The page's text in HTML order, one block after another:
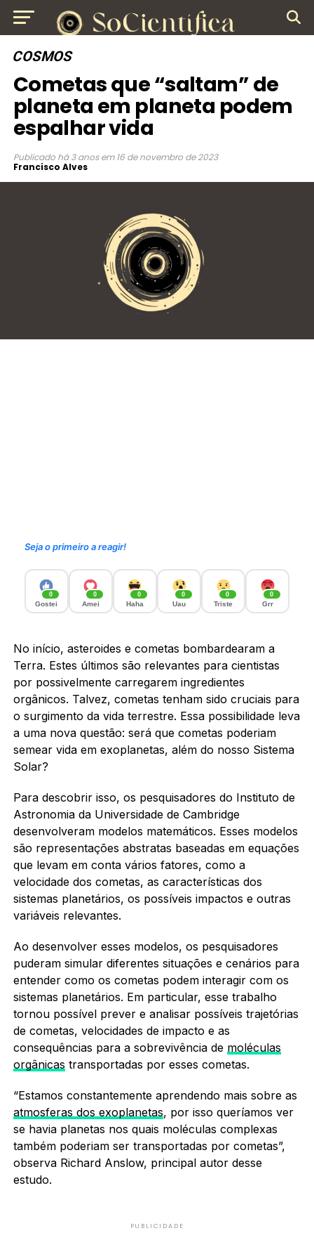
COSMOS
Cometas que “saltam” de
planeta em planeta podem
espalhar vida
Publicado há 3 anos em 16 de novembro de 2023
Francisco Alves
Seja o primeiro a reagir!
0
Gostei
0
Amei
0
Haha
0
Uau
0
Triste
0
Grr
No início, asteroides e cometas bombardearam a
Terra. Estes últimos são relevantes para cientistas
por possivelmente carregarem ingredientes
orgânicos. Talvez, cometas tenham sido cruciais para
o surgimento da vida terrestre. Essa possibilidade leva
a uma nova questão: será que cometas poderiam
semear vida em exoplanetas, além do nosso Sistema
Solar?
Para descobrir isso, os pesquisadores do Instituto de
Astronomia da Universidade de Cambridge
desenvolveram modelos matemáticos. Esses modelos
são representações abstratas baseadas em equações
que levam em conta vários fatores, como a
velocidade dos cometas, as características dos
sistemas planetários, os possíveis impactos e outras
variáveis relevantes.
Ao desenvolver esses modelos, os pesquisadores
puderam simular diferentes situações e cenários para
entender como os cometas podem interagir com os
sistemas planetários. Em particular, esse trabalho
tornou possível prever e analisar possíveis trajetórias
de cometas, velocidades de impacto e as
consequências para a sobrevivência de moléculas
orgânicas transportadas por esses cometas.
“Estamos constantemente aprendendo mais sobre as
atmosferas dos exoplanetas, por isso queríamos ver
se havia planetas nos quais moléculas complexas
também poderiam ser transportadas por cometas”,
observa Richard Anslow, principal autor desse
estudo.
PUBLICIDADE